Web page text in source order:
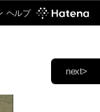
ヘルプ
next>